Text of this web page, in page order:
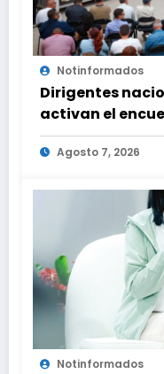
Notinformados
Dirigentes
activan el
Venezuela»
desde las
Agosto 7, 2026
Notinformados